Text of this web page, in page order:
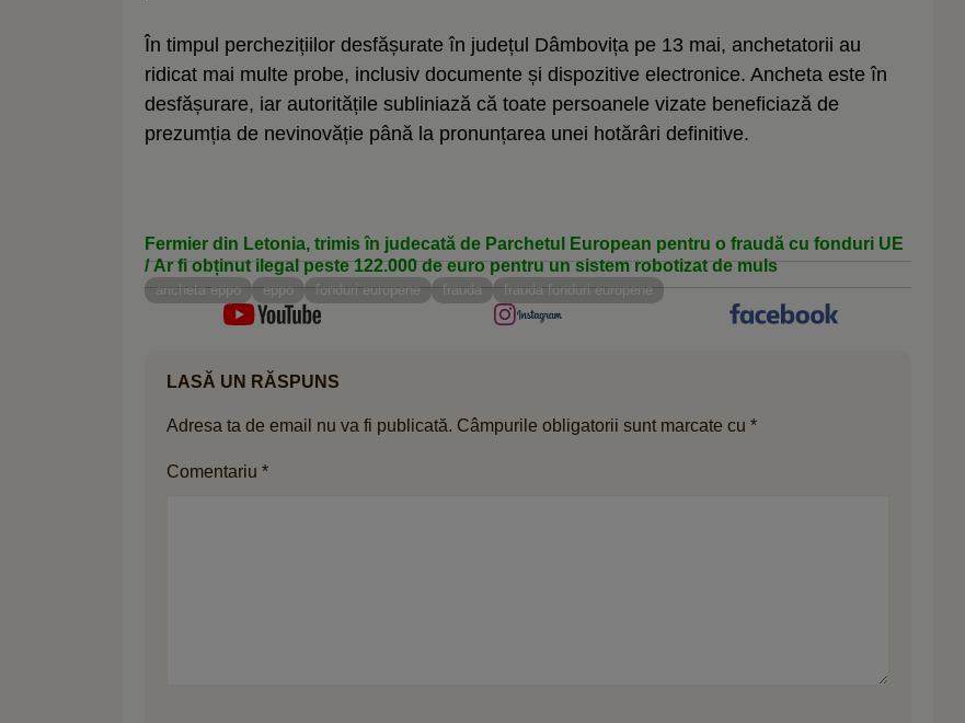
În timpul perchezițiilor desfășurate în județul Dâmbovița pe 13 mai, anchetatorii au
ridicat mai multe probe, inclusiv documente și dispozitive electronice. Ancheta este în
desfășurare, iar autoritățile subliniază că toate persoanele vizate beneficiază de
prezumția de nevinovăție până la pronunțarea unei hotărâri definitive.
Fermier din Letonia, trimis în judecată de Parchetul European pentru o fraudă cu fonduri UE
/ Ar fi obținut ilegal peste 122.000 de euro pentru un sistem robotizat de muls
ancheta eppo eppo fonduri europene frauda frauda fonduri europene
LASĂ UN RĂSPUNS
Adresa ta de email nu va fi publicată. Câmpurile obligatorii sunt marcate cu *
Comentariu *